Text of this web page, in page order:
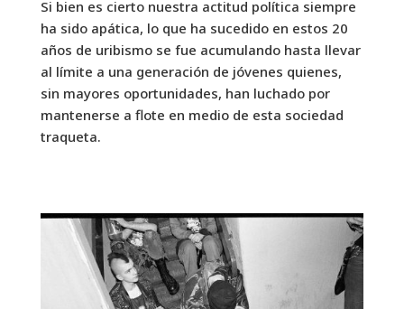
Si bien es cierto nuestra actitud política siempre
ha sido apática, lo que ha sucedido en estos 20
años de uribismo se fue acumulando hasta llevar
al límite a una generación de jóvenes quienes,
sin mayores oportunidades, han luchado por
mantenerse a flote en medio de esta sociedad
traqueta.